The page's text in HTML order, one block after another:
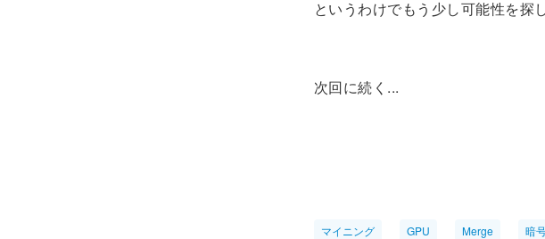
というわけでもう少し可能性を探
次回に続く...
マイニング GPU Merge 暗